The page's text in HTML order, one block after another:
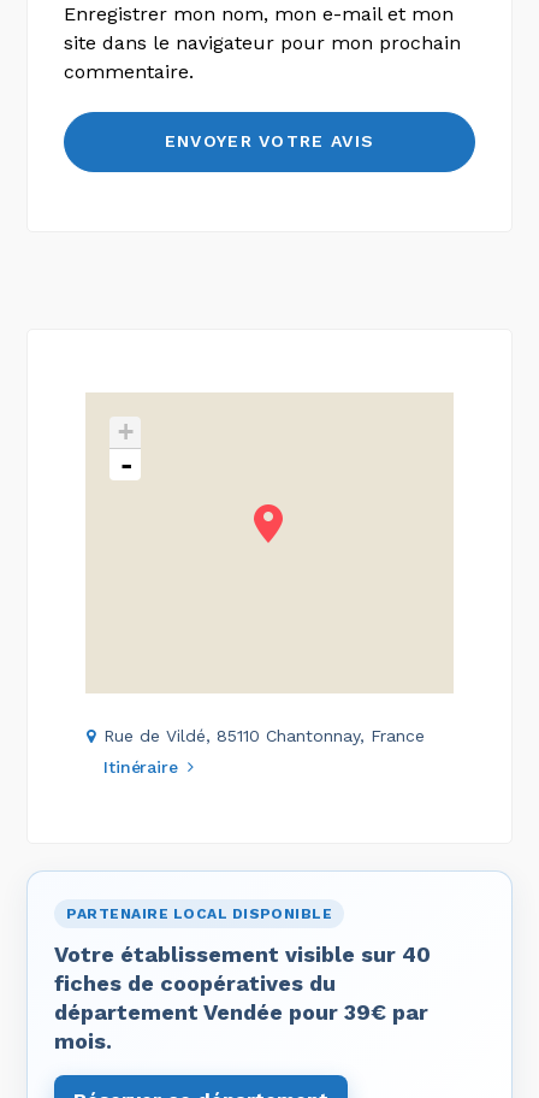
Enregistrer mon nom, mon e-mail et mon
site dans le navigateur pour mon prochain
commentaire.
+
-
Rue de Vildé, 85110 Chantonnay, France
Itinéraire
PARTENAIRE LOCAL DISPONIBLE
Votre établissement visible sur 40
fiches de coopératives du
département Vendée pour 39€ par
mois.